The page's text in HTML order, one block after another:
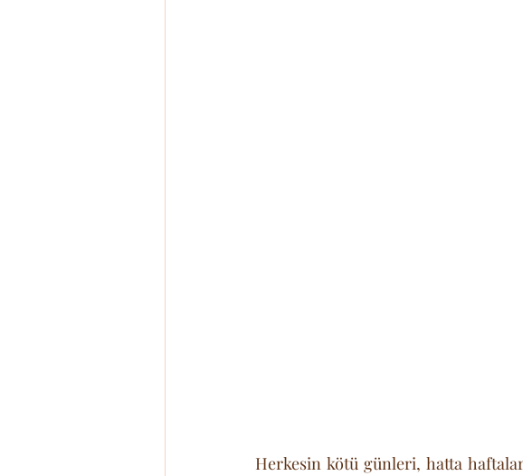
Herkesin kötü günleri, hatta